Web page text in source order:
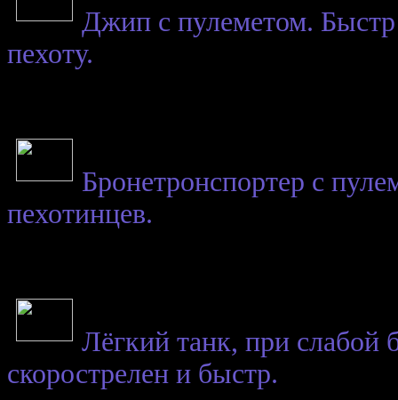
Джип с пулеметом. Быстр
пехоту.
Бронетронспортер с
пехотинцев.
Лёгкий танк, при слабой
скорострелен и быстр.